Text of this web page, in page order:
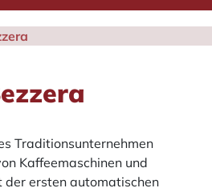
Traditionsunternehmen
Kaffeemaschinen und
der ersten automatischen